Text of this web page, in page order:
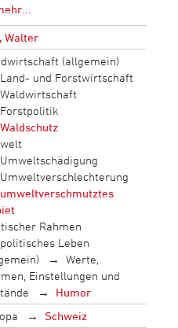
Walter
(allgemein)
Land- und Forstwirtschaft
Waldwirtschaft
Forstpolitik
Waldschutz
Umweltschädigung
Umweltverschlechterung
umweltverschmutztes
Rahmen
politisches Leben
Werte,
Einstellungen und
Humor
Schweiz